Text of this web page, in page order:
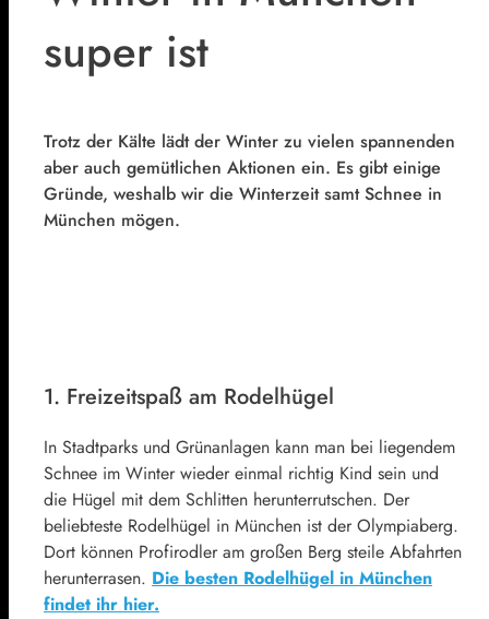
super ist
Trotz der Kälte lädt der Winter zu vielen spannenden
aber auch gemütlichen Aktionen ein. Es gibt einige
Gründe, weshalb wir die Winterzeit samt Schnee in
München mögen.
1. Freizeitspaß am Rodelhügel
In Stadtparks und Grünanlagen kann man bei liegendem
Schnee im Winter wieder einmal richtig Kind sein und
die Hügel mit dem Schlitten herunterrutschen. Der
beliebteste Rodelhügel in München ist der Olympiaberg.
Dort können Profirodler am großen Berg steile Abfahrten
herunterrasen. Die besten Rodelhügel in München
findet ihr hier.